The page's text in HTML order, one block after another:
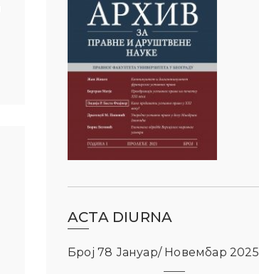
ACTA DIURNA
Број 78 Јануар/ Новембар 2025